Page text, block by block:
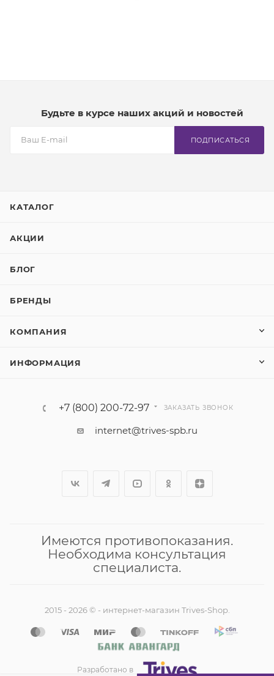
Будьте в курсе наших акций и новостей
ПОДПИСАТЬСЯ
КАТАЛОГ
АКЦИИ
БЛОГ
БРЕНДЫ
КОМПАНИЯ
ИНФОРМАЦИЯ
+7 (800) 200-72-97 ЗАКАЗАТЬ ЗВОНОК
internet@trives-spb.ru
Имеются противопоказания.
Необходима консультация
специалиста.
2015 - 2026 © - интернет-магазин Trives-Shop.
Разработано в